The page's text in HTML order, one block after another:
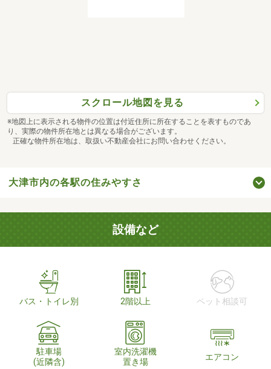
スクロール地図を見る
※地図上に表示される物件の位置は付近住所に所在することを表すものであ
り、実際の物件所在地とは異なる場合がございます。
正確な物件所在地は、取扱い不動産会社にお問い合わせください。
大津市内の各駅の住みやすさ
設備など
バス・トイレ別 2階以上 ペット相談可
駐車場
(近隣含)
室内洗濯機
置き場
エアコン